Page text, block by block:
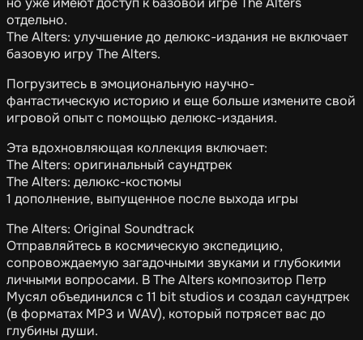
отдельно.
The Alters: улучшение до делюкс-издания не включает
базовую игру The Alters.
Погрузитесь в эмоциональную научно-
фантастическую историю и еще больше измените свой
игровой опыт с помощью делюкс-издания.
Эта вдохновляющая коллекция включает:
The Alters: оригинальный саундтрек
The Alters: делюкс-костюмы
1 дополнение, выпущенное после выхода игры
The Alters: Original Soundtrack
Отправляйтесь в космическую экспедицию,
сопровождаемую загадочными звуками и глубокими
личными вопросами. В The Alters композитор Петр
Мусял объединился с 11 bit studios и создал саундтрек
(в форматах MP3 и WAV), который потрясет вас до
глубины души.